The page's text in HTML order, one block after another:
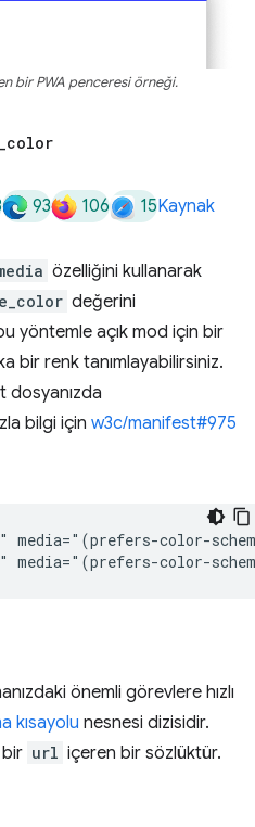
bir PWA penceresi örneği.
_color
93 106 15Kaynak
özelliğini kullanarak
değerini
yöntemle açık mod için bir
bir renk tanımlayabilirsiniz.
dosyanızda
bilgi için w3c/manifest#975
media="(prefers-color-
önemli görevlere hızlı
kısayolu nesnesi dizisidir.
url içeren bir sözlüktür.